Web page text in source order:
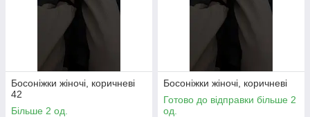
Босоніжки жіночі, коричневі
42
Більше 2 од.
Босоніжки жіночі, коричневі
Готово до відправки більше 2
од.